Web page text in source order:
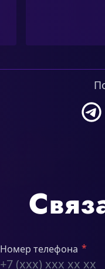
Номер телефона *